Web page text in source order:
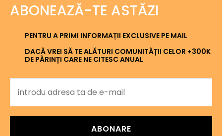
ABONEAZĂ-TE ASTĂZI
PENTRU A PRIMI INFORMAȚII EXCLUSIVE PE MAIL
DACĂ VREI SĂ TE ALĂTURI COMUNITĂȚII CELOR +300K
DE PĂRINȚI CARE NE CITESC ANUAL
ABONARE